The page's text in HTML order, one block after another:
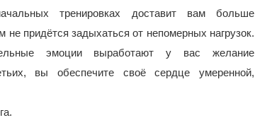
тренировках доставит вам больше
не придётся задыхаться от непомерных нагрузок.
эмоции выработают у вас желание
вы обеспечите своё сердце умеренной,